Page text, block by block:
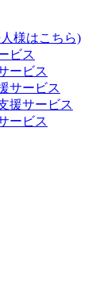
様はこちら)
ビス
ービス
サービス
援サービス
ービス